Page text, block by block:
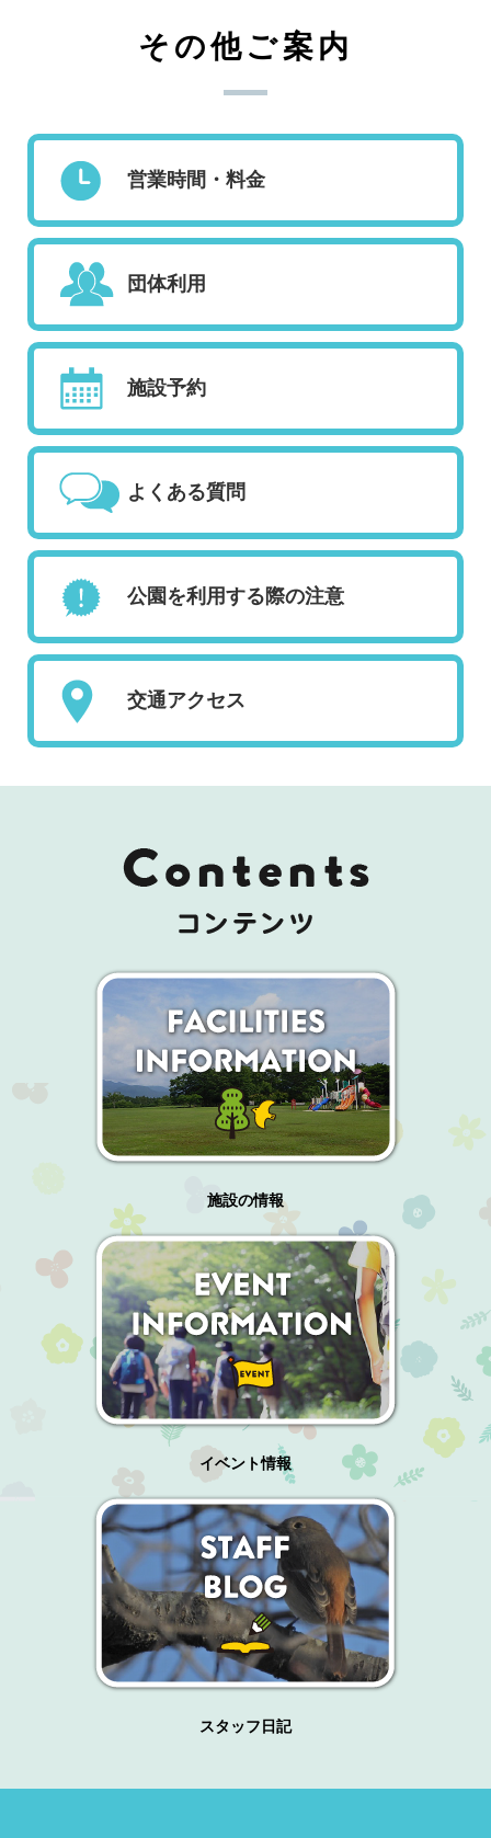
その他ご案内
営業時間・料金
団体利用
施設予約
よくある質問
公園を利用する際の注意
交通アクセス
施設の情報
イベント情報
スタッフ日記